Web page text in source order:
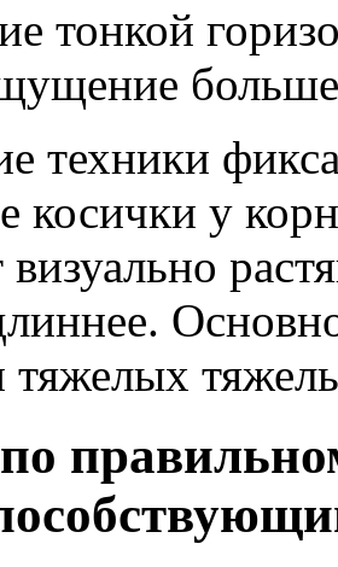
тонкой
техники
косички у
тяжелых